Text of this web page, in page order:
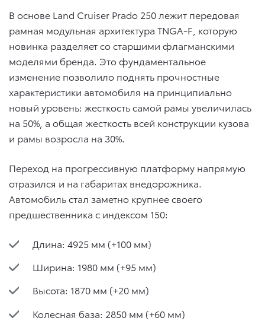
В основе Land Cruiser Prado 250 лежит передовая
рамная модульная архитектура TNGA-F, которую
новинка разделяет со старшими флагманскими
моделями бренда. Это фундаментальное
изменение позволило поднять прочностные
характеристики автомобиля на принципиально
новый уровень: жесткость самой рамы увеличилась
на 50%, а общая жесткость всей конструкции кузова
и рамы возросла на 30%.
Переход на прогрессивную платформу напрямую
отразился и на габаритах внедорожника.
Автомобиль стал заметно крупнее своего
предшественника с индексом 150:
Длина: 4925 мм (+100 мм)
Ширина: 1980 мм (+95 мм)
Высота: 1870 мм (+20 мм)
Колесная база: 2850 мм (+60 мм)